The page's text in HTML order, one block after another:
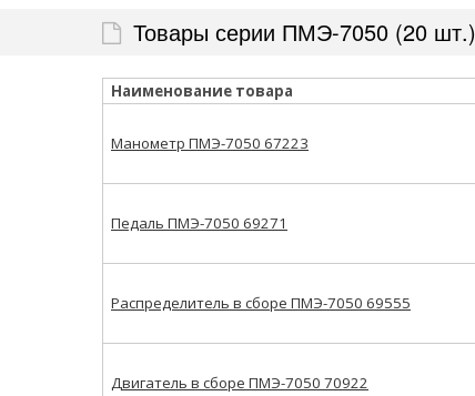
Товары серии ПМЭ-7050 (20 шт.)
Наименование товара
Манометр ПМЭ-7050 67223
Педаль ПМЭ-7050 69271
Распределитель в сборе ПМЭ-7050 69555
Двигатель в сборе ПМЭ-7050 70922